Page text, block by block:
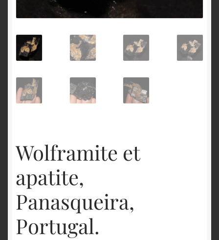
Wolframite et
apatite,
Panasqueira,
Portugal.